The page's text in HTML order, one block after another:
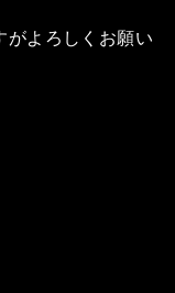
がよろしくお願い